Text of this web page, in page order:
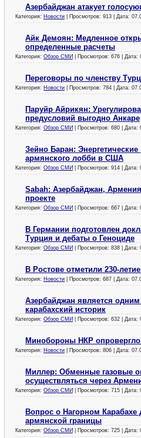
Азербайджан атакует
Категория: Новости | Просмотров: 913 | Дата:
Айк Демоян: Медленное
определенные расчеты
Категория: Обзор СМИ | Просмотров: 676 | Дата:
Переговоры по членству
Категория: Новости | Просмотров: 784 | Дата:
Паруйр Айрикян:
предусловий выгодно Анкаре
Категория: Обзор СМИ | Просмотров: 680 | Дата:
Зейно Баран:
армянского лобби в США
Категория: Обзор СМИ | Просмотров: 914 | Дата:
Sabah: Азербайджан,
проекте
Категория: Обзор СМИ | Просмотров: 667 | Дата:
В Германии подготовлен
Турция и дебаты о Геноциде
Категория: Обзор СМИ | Просмотров: 838 | Дата:
В Ростове отметили 230-
Категория: Новости | Просмотров: 687 | Дата:
Азербайджан является
карабахский историк
Категория: Обзор СМИ | Просмотров: 632 | Дата:
Минобороны НКР
Категория: Новости | Просмотров: 806 | Дата:
Миллер: Обменные газовые
осуществляться через
Категория: Обзор СМИ | Просмотров: 715 | Дата:
Вопрос о Нагорном
армянской границы
Категория: Обзор СМИ | Просмотров: 725 | Дата: